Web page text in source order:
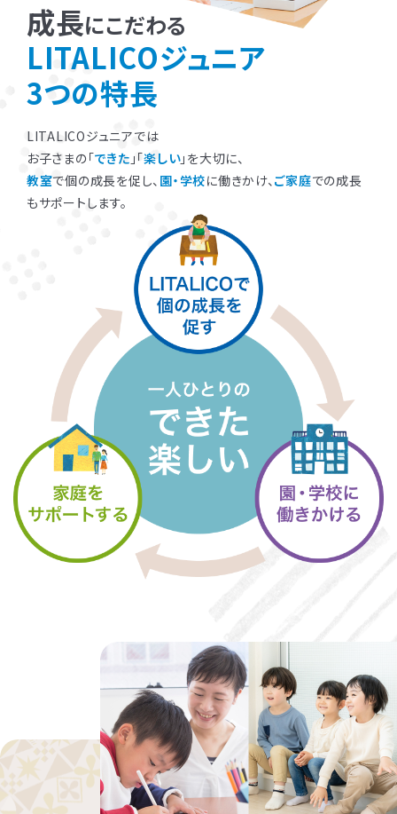
成長にこだわる
LITALICOジュニア
3つの特長
LITALICOジュニアでは
お子さまの「できた 」「楽しい」を大切に、
教室で個の成長を促し、 園・学校に働きかけ、ご家庭での成長
もサポートします。